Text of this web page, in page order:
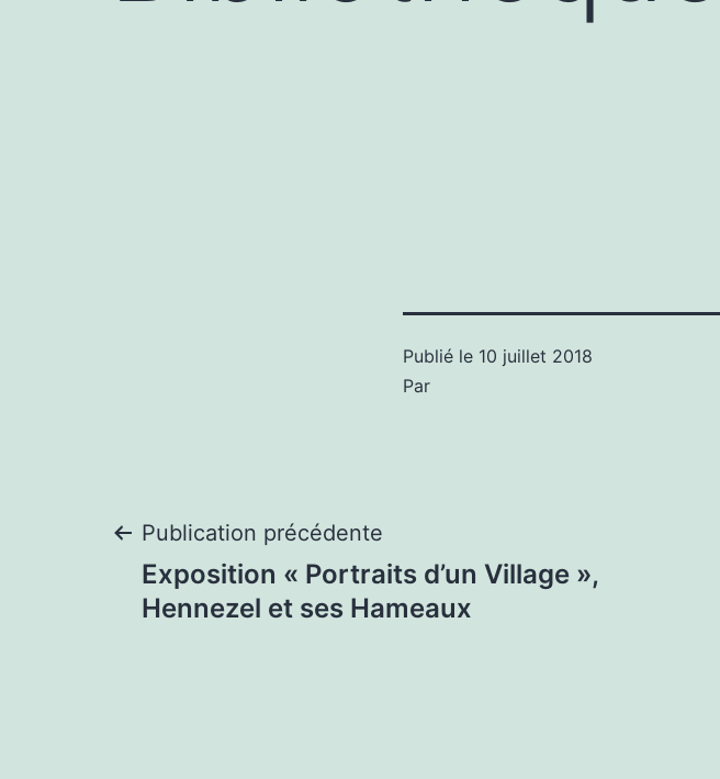
Publié le 10 juillet 2018
Par
Navigation
de
Publication précédente
Exposition « Portraits d’un Village »,
Hennezel et ses Hameaux